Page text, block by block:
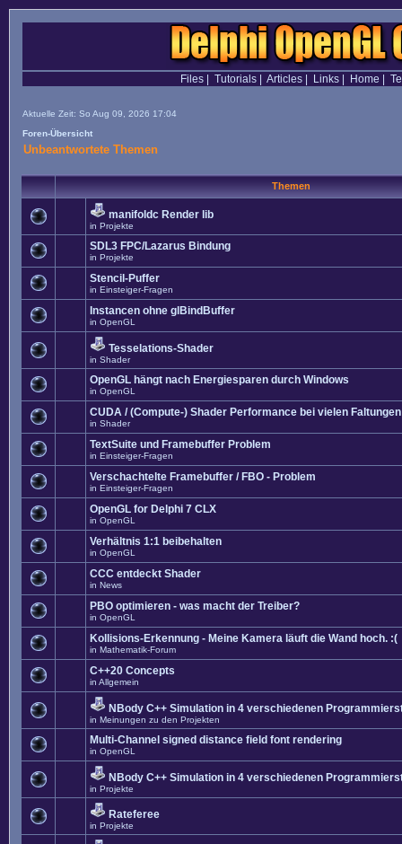
Files| Tutorials| Articles| Links| Home
Aktuelle Zeit: So Aug 09, 2026 17:04
Foren-Übersicht
Unbeantwortete Themen
Themen
manifoldc Render lib
in Projekte
SDL3 FPC/Lazarus Bindung
in Projekte
Stencil-Puffer
in Einsteiger-Fragen
Instancen ohne glBindBuffer
in OpenGL
Tesselations-Shader
in Shader
OpenGL hängt nach Energiesparen durch Windows
in OpenGL
CUDA / (Compute-) Shader Performance bei vielen Faltungen
in Shader
TextSuite und Framebuffer Problem
in Einsteiger-Fragen
Verschachtelte Framebuffer / FBO - Problem
in Einsteiger-Fragen
OpenGL for Delphi 7 CLX
in OpenGL
Verhältnis 1:1 beibehalten
in OpenGL
CCC entdeckt Shader
in News
PBO optimieren - was macht der Treiber?
in OpenGL
Kollisions-Erkennung - Meine Kamera läuft die Wand hoch. :(
in Mathematik-Forum
C++20 Concepts
in Allgemein
NBody C++ Simulation in 4 verschiedenen
in Meinungen zu den Projekten
Multi-Channel signed distance field font rendering
in OpenGL
NBody C++ Simulation in 4 verschiedenen
in Projekte
Rateferee
in Projekte